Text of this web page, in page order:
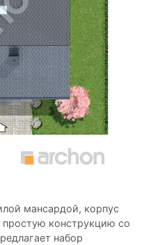
мансардой, корпус
простую конструкцию со
набор